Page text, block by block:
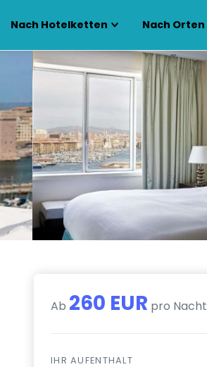
Nach Hotelketten Nach Orten
Ab 260 EUR pro Nacht
IHR AUFENTHALT